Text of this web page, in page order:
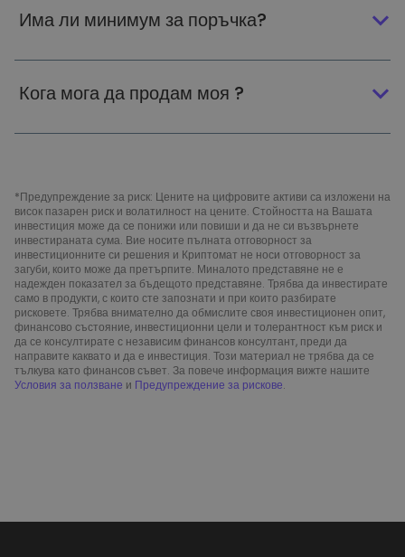
Има ли минимум за поръчка?
Кога мога да продам моя ?
*Предупреждение за риск: Цените на цифровите активи са изложени на
висок пазарен риск и волатилност на цените. Стойността на Вашата
инвестиция може да се понижи или повиши и да не си възвърнете
инвестираната сума. Вие носите пълната отговорност за
инвестиционните си решения и Криптомат не носи отговорност за
загуби, които може да претърпите. Миналото представяне не е
надежден показател за бъдещото представяне. Трябва да инвестирате
само в продукти, с които сте запознати и при които разбирате
рисковете. Трябва внимателно да обмислите своя инвестиционен опит,
финансово състояние, инвестиционни цели и толерантност към риск и
да се консултирате с независим финансов консултант, преди да
направите каквато и да е инвестиция. Този материал не трябва да се
тълкува като финансов съвет. За повече информация вижте нашите
Условия за ползване и Предупреждение за рискове.